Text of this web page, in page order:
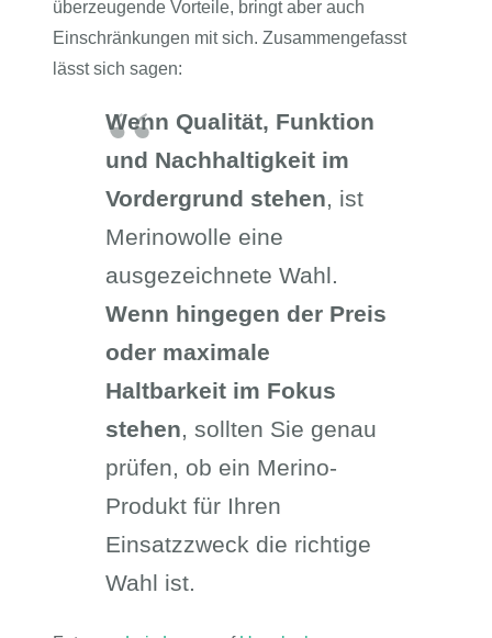
überzeugende Vorteile, bringt aber auch
Einschränkungen mit sich. Zusammengefasst
lässt sich sagen:
Wenn Qualität, Funktion
und Nachhaltigkeit im
Vordergrund stehen, ist
Merinowolle eine
ausgezeichnete Wahl.
Wenn hingegen der Preis
oder maximale
Haltbarkeit im Fokus
stehen, sollten Sie genau
prüfen, ob ein Merino-
Produkt für Ihren
Einsatzzweck die richtige
Wahl ist.